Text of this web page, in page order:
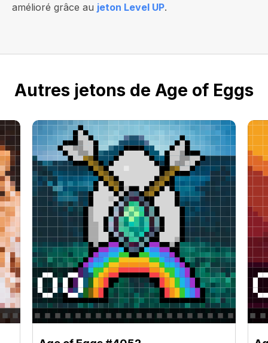
amélioré grâce au jeton Level UP.
Autres jetons de Age of Eggs